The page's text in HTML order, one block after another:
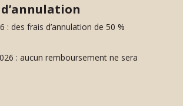
: des frais d’annulation de 50 %
: aucun remboursement ne sera